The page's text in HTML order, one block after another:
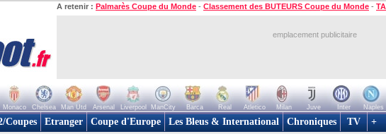
A retenir : Palmarès Coupe du Monde - Classement des BUTEURS Coupe du Monde -
emplacement publicitaire
Monaco Chelsea Man Utd Arsenal Liverpool ManCity Barca Real Atletico Milan Juve Inter Naples
Coupes Etranger Coupe d'Europe Les Bleus & International Chroniques TV +